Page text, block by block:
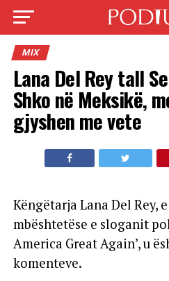
MIX
Lana Del Rey tall
Shko në Meksikë,
gjyshen me vete
Këngëtarja Lana Del Rey,
mbështetëse e sloganit
America Great Again’, u
komenteve.